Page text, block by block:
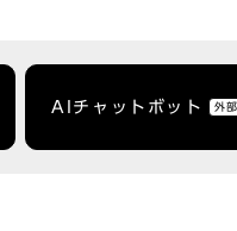
AIチャットボット 外